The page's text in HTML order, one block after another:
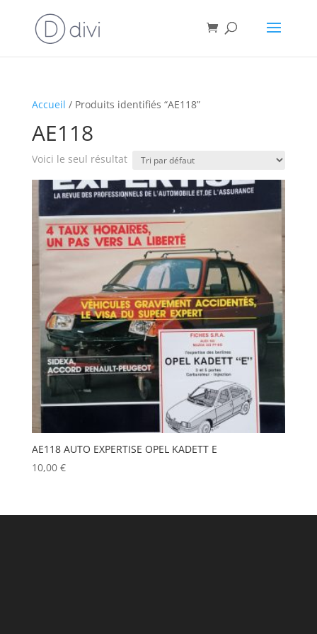
Accueil / Produits identifiés “AE118”
AE118
Voici le seul résultat
AE118 AUTO EXPERTISE OPEL KADETT E
10,00 €